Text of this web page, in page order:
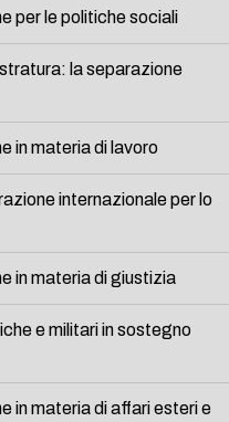
per le politiche sociali
la separazione
in materia di lavoro
internazionale per lo
in materia di giustizia
e militari in sostegno
in materia di affari esteri e